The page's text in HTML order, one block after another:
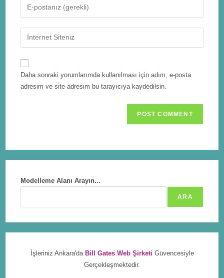
Daha sonraki yorumlarımda kullanılması için adım, e-posta
adresim ve site adresim bu tarayıcıya kaydedilsin.
Modelleme Alanı Arayın...
ARA
İşleriniz Ankara'da Bill Gates Web Şirketi Güvencesiyle
Gerçekleşmektedir.